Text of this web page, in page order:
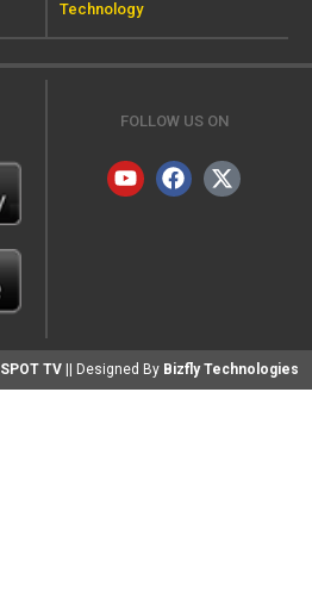
Technology
FOLLOW US ON
SPOT TV || Designed By Bizfly Technologies